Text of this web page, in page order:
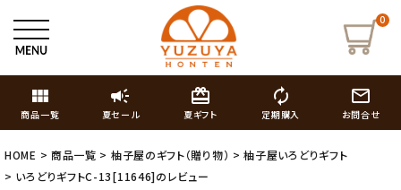
0
view_module
商品一覧
campaign
夏セール
card_giftcard
夏ギフト
autorenew
定期購入
mail_outline
お問合せ
HOME 商品一覧 柚子屋のギフト（贈り物）
柚子屋いろどりギフト
いろどりギフトC-13[11646]のレビュー